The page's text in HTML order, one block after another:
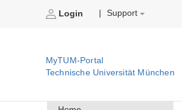
Login Support
MyTUM-Portal
Technische Universität München